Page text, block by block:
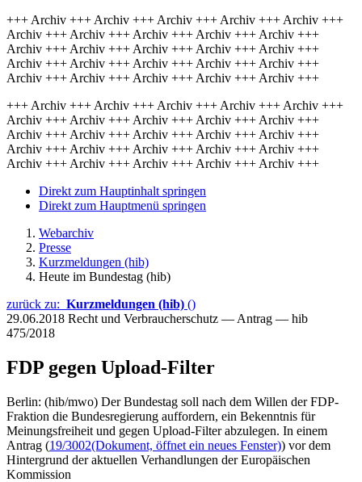
+++ Archiv +++ Archiv +++ Archiv +++ Archiv +++ Archiv +++
Archiv +++ Archiv +++ Archiv +++ Archiv +++ Archiv +++
Archiv +++ Archiv +++ Archiv +++ Archiv +++ Archiv +++
Archiv +++ Archiv +++ Archiv +++ Archiv +++ Archiv +++
Archiv +++ Archiv +++ Archiv +++ Archiv +++ Archiv +++
+++ Archiv +++ Archiv +++ Archiv +++ Archiv +++ Archiv +++
Archiv +++ Archiv +++ Archiv +++ Archiv +++ Archiv +++
Archiv +++ Archiv +++ Archiv +++ Archiv +++ Archiv +++
Archiv +++ Archiv +++ Archiv +++ Archiv +++ Archiv +++
Archiv +++ Archiv +++ Archiv +++ Archiv +++ Archiv +++
Direkt zum Hauptinhalt springen
Direkt zum Hauptmenü springen
Webarchiv
Presse
Kurzmeldungen (hib)
Heute im Bundestag (hib)
zurück zu: Kurzmeldungen (hib) ()
29.06.2018 Recht und Verbraucherschutz — Antrag — hib
475/2018
FDP gegen Upload-Filter
Berlin: (hib/mwo) Der Bundestag soll nach dem Willen der FDP-
Fraktion die Bundesregierung auffordern, ein Bekenntnis für
Meinungsfreiheit und gegen Upload-Filter abzulegen. In einem
Antrag (19/3002(Dokument, öffnet ein neues Fenster)) vor dem
Hintergrund der aktuellen Verhandlungen der Europäischen
Kommission